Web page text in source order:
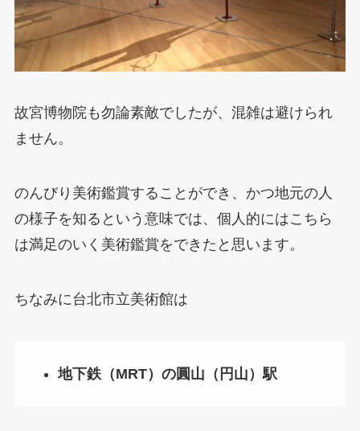
故宮博物院も勿論素敵でしたが、混雑は避けられ
ません。
のんびり美術鑑賞することができ、かつ地元の人
の様子を知るという意味では、個人的にはこちら
は満足のいく美術鑑賞をできたと思います。
ちなみに台北市立美術館は
地下鉄（MRT）の圓山（円山）駅